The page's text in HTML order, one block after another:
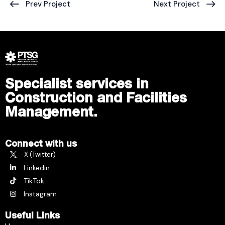
Prev Project Next Project
Specialist services in
Construction and Facilities
Management.
Connect with us
X (Twitter)
Linkedin
TikTok
Instagram
Useful Links